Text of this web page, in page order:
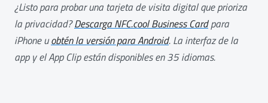
¿Listo para probar una tarjeta de visita digital que prioriza
la privacidad?Descarga NFC.cool Business Cardpara
iPhone uobtén la versión para Android. La interfaz de la
app y el App Clip están disponibles en 35 idiomas.